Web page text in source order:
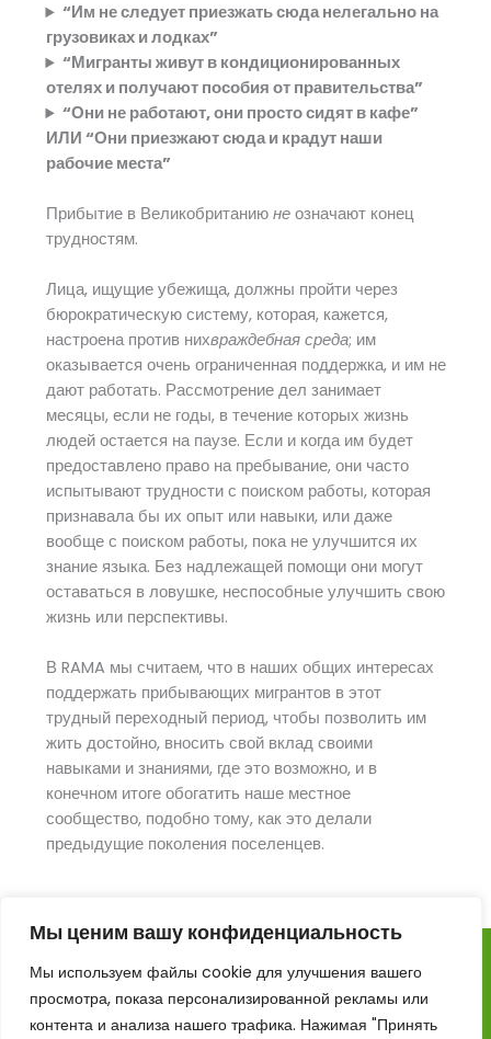
Мы ценим вашу конфиденциальность
Мы используем файлы cookie для улучшения вашего
просмотра, показа персонализированной рекламы или
контента и анализа нашего трафика. Нажимая "Принять
“Им не следует приезжать сюда нелегально на
грузовиках и лодках”
“Мигранты живут в кондиционированных
отелях и получают пособия от правительства”
“Они не работают, они просто сидят в кафе”
ИЛИ “Они приезжают сюда и крадут наши
рабочие места”
Прибытие в Великобританию неозначают конец
трудностям.
Лица, ищущие убежища, должны пройти через
бюрократическую систему, которая, кажется,
настроена против нихвраждебная среда; им
оказывается очень ограниченная поддержка, и им не
дают работать. Рассмотрение дел занимает
месяцы, если не годы, в течение которых жизнь
людей остается на паузе. Если и когда им будет
предоставлено право на пребывание, они часто
испытывают трудности с поиском работы, которая
признавала бы их опыт или навыки, или даже
вообще с поиском работы, пока не улучшится их
знание языка. Без надлежащей помощи они могут
оставаться в ловушке, неспособные улучшить свою
жизнь или перспективы.
В RAMA мы считаем, что в наших общих интересах
поддержать прибывающих мигрантов в этот
трудный переходный период, чтобы позволить им
жить достойно, вносить свой вклад своими
навыками и знаниями, где это возможно, и в
конечном итоге обогатить наше местное
сообщество, подобно тому, как это делали
предыдущие поколения поселенцев.
Авторское право © 2026 RAMA – Убежище, право на
убежище и миграционное действие
Refugee Action – Colchester CIC зарегистрирована в
Hindi
Indonesian
Kurdish
Turkish
Urdu